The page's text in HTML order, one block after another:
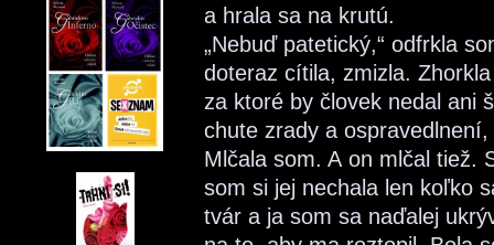
a hrala sa na krutú.
„Nebuď patetický,“ odfrkla
doteraz cítila, zmizla.
za ktoré by človek nedal ani
chute zrady a
Mlčala som. A on mlčal tiež.
som si jej nechala len koľko
tvár a ja som sa naďalej